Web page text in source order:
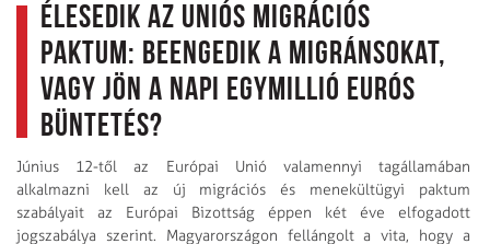
Élesedik az uniós migrációs
paktum: Beengedik a migránsokat,
vagy jön a napi egymillió eurós
büntetés?
Június 12-től az Európai Unió valamennyi tagállamában
alkalmazni kell az új migrációs és menekültügyi paktum
szabályait az Európai Bizottság éppen két éve elfogadott
jogszabálya szerint. Magyarországon fellángolt a vita, hogy a